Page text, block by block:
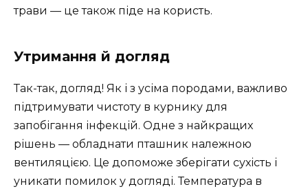
трави — це також піде на користь.
Утримання й догляд
Так-так, догляд! Як і з усіма породами, важливо
підтримувати чистоту в курнику для
запобігання інфекцій. Одне з найкращих
рішень — обладнати пташник належною
вентиляцією. Це допоможе зберігати сухість і
уникати помилок у догляді. Температура в